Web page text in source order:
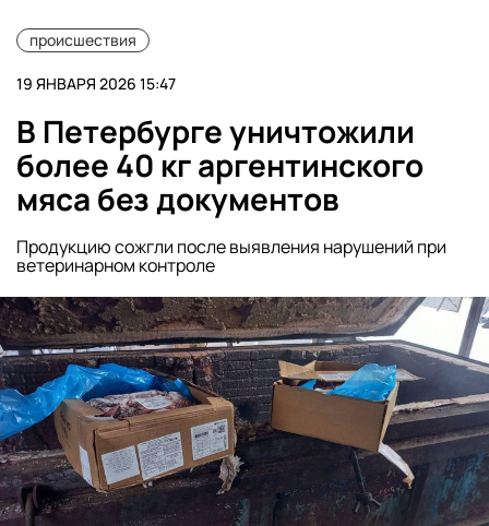
происшествия
19 ЯНВАРЯ 2026 15:47
В Петербурге уничтожили
более 40 кг аргентинского
мяса без документов
Продукцию сожгли после выявления нарушений при
ветеринарном контроле